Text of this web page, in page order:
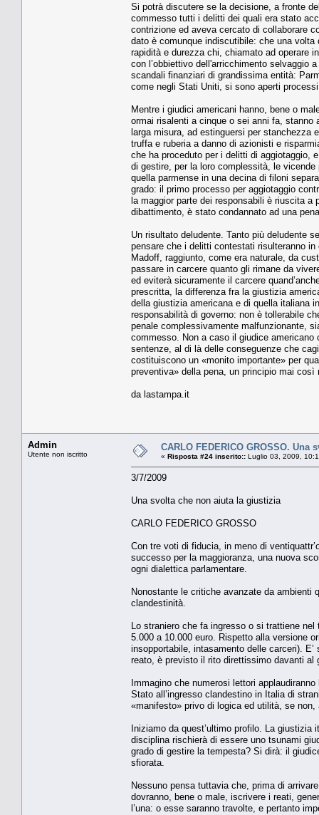
Si potrà discutere se la decisione, a fronte
commesso tutti i delitti dei quali era stato
contrizione ed aveva cercato di collaborare
dato è comunque indiscutibile: che una
rapidità e durezza chi, chiamato ad operare
con l’obbiettivo dell'arricchimento selvaggio
scandali finanziari di grandissima entità:
come negli Stati Uniti, si sono aperti
Mentre i giudici americani hanno, bene o
ormai risalenti a cinque o sei anni fa,
larga misura, ad estinguersi per stanchezza
truffa e ruberia a danno di azionisti e
che ha proceduto per i delitti di aggiotaggio,
di gestire, per la loro complessità, le
quella parmense in una decina di filoni
grado: il primo processo per aggiotaggio
la maggior parte dei responsabili è riuscita a
dibattimento, è stato condannato ad una
Un risultato deludente. Tanto più deludente
pensare che i delitti contestati risulteranno
Madoff, raggiunto, come era naturale, da
passare in carcere quanto gli rimane da
ed eviterà sicuramente il carcere
prescritta, la differenza fra la giustizia
della giustizia americana e di quella italiana
responsabilità di governo: non è tollerabile
penale complessivamente malfunzionante,
commesso. Non a caso il giudice
sentenze, al di là delle conseguenze che
costituiscono un «monito importante» per
preventiva» della pena, un principio mai
da lastampa.it
Admin
Utente non iscritto
CARLO FEDERICO GROSSO.
« Risposta #24 inserito:: Luglio 03, 2009,
3/7/2009
Una svolta che non aiuta la giustizia
CARLO FEDERICO GROSSO
Con tre voti di fiducia, in meno di
successo per la maggioranza, una nuova
ogni dialettica parlamentare.
Nonostante le critiche avanzate da ambienti
clandestinità.
Lo straniero che fa ingresso o si trattiene
5.000 a 10.000 euro. Rispetto alla versione
insopportabile, intasamento delle carceri).
reato, è previsto il rito direttissimo davanti al
Immagino che numerosi lettori
Stato all’ingresso clandestino in Italia di
«manifesto» privo di logica ed utilità, se
Iniziamo da quest’ultimo profilo. La giustizia
disciplina rischierà di essere uno tsunami
grado di gestire la tempesta? Si dirà: il
sfiorata.
Nessuno pensa tuttavia che, prima di
dovranno, bene o male, iscrivere i reati,
l’una: o esse saranno travolte, e pertanto